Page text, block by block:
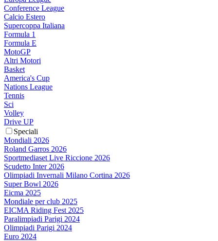
Conference League
Calcio Estero
Supercoppa Italiana
Formula 1
Formula E
MotoGP
Altri Motori
Basket
America's Cup
Nations League
Tennis
Sci
Volley
Drive UP
Speciali
Mondiali 2026
Roland Garros 2026
Sportmediaset Live Riccione 2026
Scudetto Inter 2026
Olimpiadi Invernali Milano Cortina 2026
Super Bowl 2026
Eicma 2025
Mondiale per club 2025
EICMA Riding Fest 2025
Paralimpiadi Parigi 2024
Olimpiadi Parigi 2024
Euro 2024